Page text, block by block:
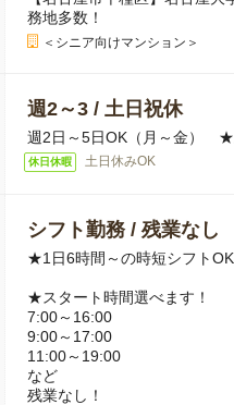
務地多数！
＜シニア向けマンション＞
週2～3 / 土日祝休
週2日～5日OK（月～金） ★
休日休暇 土日休みOK
シフト勤務 / 残業なし
★1日6時間～の時短シフトOK
★スタート時間選べます！
7:00～16:00
9:00～17:00
11:00～19:00
など
残業なし！